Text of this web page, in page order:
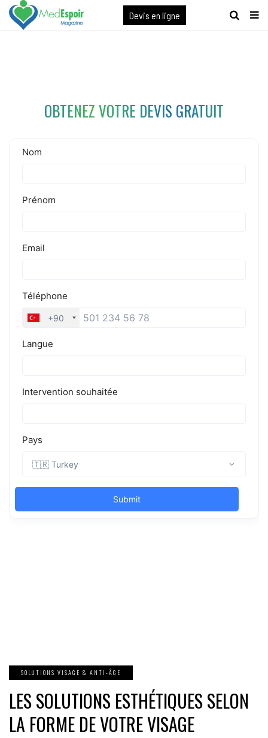
[maxbutton name="devis express"]
Devis en ligne
OBTENEZ VOTRE DEVIS GRATUIT
SOLUTIONS VISAGE & ANTI-ÂGE
LES SOLUTIONS ESTHÉTIQUES SELON
LA FORME DE VOTRE VISAGE